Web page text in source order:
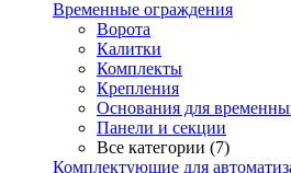
Временные ограждения
Ворота
Калитки
Комплекты
Крепления
Основания для
Панели и секции
Все категории (7)
Комплектующие для